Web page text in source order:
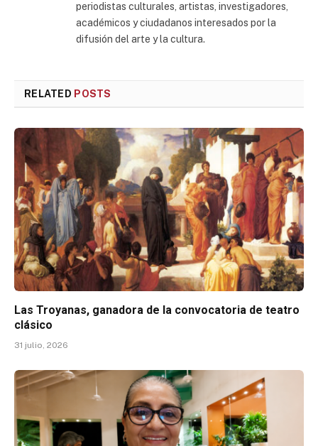
periodistas culturales, artistas, investigadores,
académicos y ciudadanos interesados por la
difusión del arte y la cultura.
RELATED POSTS
Las Troyanas, ganadora de la convocatoria de teatro
clásico
31 julio, 2026